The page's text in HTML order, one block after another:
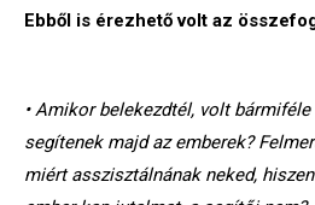
Ebből is érezhető volt az
• Amikor belekezdtél, volt
segítenek majd az emberek?
miért asszisztálnának neked,